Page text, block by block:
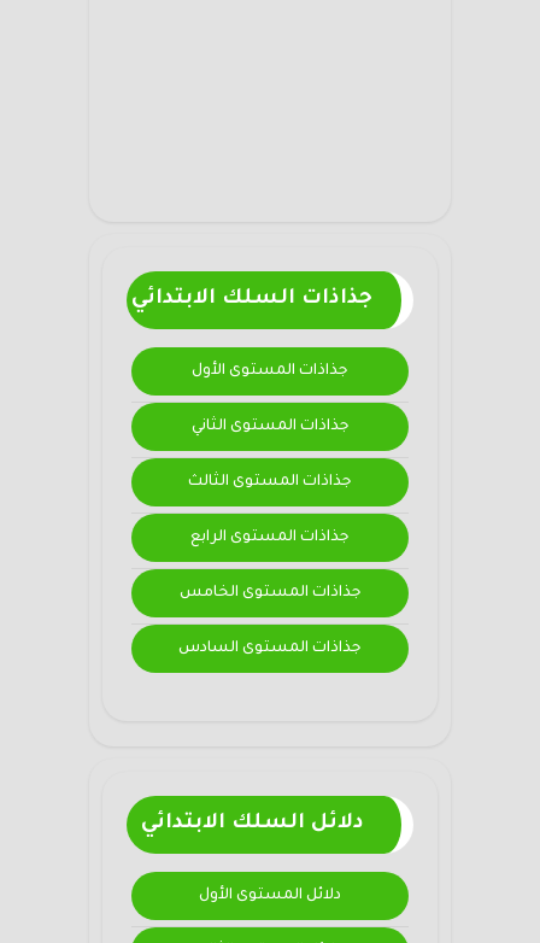
جذاذات السلك الابتدائي
جذاذات المستوى الأول
جذاذات المستوى الثاني
جذاذات المستوى الثالث
جذاذات المستوى الرابع
جذاذات المستوى الخامس
جذاذات المستوى السادس
دلائل السلك الابتدائي
دلائل المستوى الأول